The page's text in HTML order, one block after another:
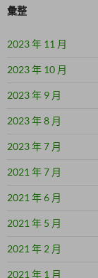
彙整
2023 年 11 月
2023 年 10 月
2023 年 9 月
2023 年 8 月
2023 年 7 月
2021 年 7 月
2021 年 6 月
2021 年 5 月
2021 年 2 月
2021 年 1 月